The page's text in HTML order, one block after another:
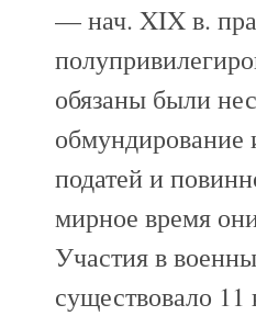
— нач. XIX в.
обязаны были
обмундирование
податей и
мирное время
Участия в
существовало 11